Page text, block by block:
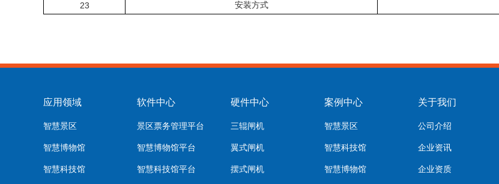
23 安装方式
应用领域
智慧景区
智慧博物馆
智慧科技馆
软件中心
景区票务管理平台
智慧博物馆平台
智慧科技馆平台
硬件中心
三辊闸机
翼式闸机
摆式闸机
案例中心
智慧景区
智慧科技馆
智慧博物馆
关于我们
公司介绍
企业资讯
企业资质